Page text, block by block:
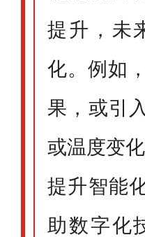
提升，未
化。例如
果，或引
或温度变
提升智能
助数字化